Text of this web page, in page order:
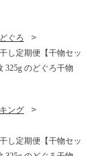
ぐろ
し定期便【干物セッ
325g のどぐろ干物
ング
し定期便【干物セッ